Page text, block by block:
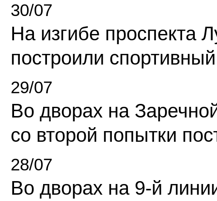
30/07
На изгибе проспекта
построили
29/07
Во дворах на
со второй попытки
28/07
Во дворах на 9-й